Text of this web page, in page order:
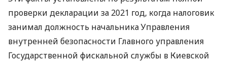
проверки декларации за 2021 год, когда налоговик
занимал должность начальника Управления
внутренней безопасности Главного управления
Государственной фискальной службы в Киевской